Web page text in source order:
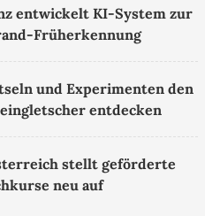
entwickelt KI-System zur
Früherkennung
und Experimenten den
entdecken
stellt geförderte
neu auf